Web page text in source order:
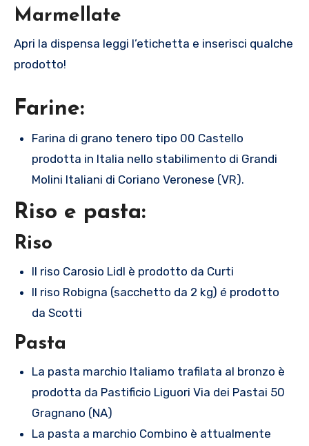
Marmellate
Apri la dispensa leggi l’etichetta e inserisci qualche
prodotto!
Farine:
Farina di grano tenero tipo 00 Castello
prodotta in Italia nello stabilimento di Grandi
Molini Italiani di Coriano Veronese (VR).
Riso e pasta:
Riso
Il riso Carosio Lidl è prodotto da Curti
Il riso Robigna (sacchetto da 2 kg) é prodotto
da Scotti
Pasta
La pasta marchio Italiamo trafilata al bronzo è
prodotta da Pastificio Liguori Via dei Pastai 50
Gragnano (NA)
La pasta a marchio Combino è attualmente